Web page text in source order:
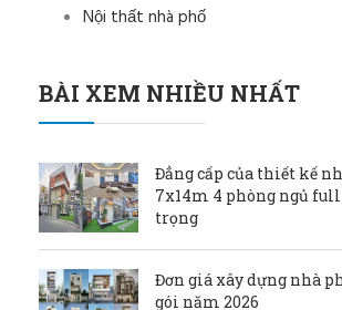
Nội thất nhà phố
BÀI XEM NHIỀU NHẤT
Đẳng cấp của thiết kế
7x14m 4 phòng ngủ
trọng
Đơn giá xây dựng nhà
gói năm 2026